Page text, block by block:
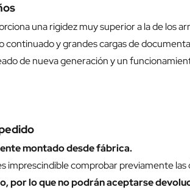
una rigidez muy superior a la de los
continuado y grandes cargas de
de nueva generación y un
montado desde fábrica.
comprobar previamente
por lo que no podrán aceptarse